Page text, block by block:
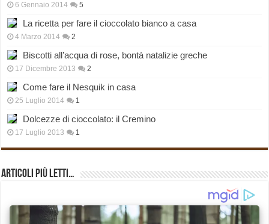
6 Gennaio 2014 5
La ricetta per fare il cioccolato bianco a casa
4 Marzo 2014 2
Biscotti all’acqua di rose, bontà natalizie greche
17 Dicembre 2013 2
Come fare il Nesquik in casa
25 Luglio 2014 1
Dolcezze di cioccolato: il Cremino
17 Luglio 2013 1
Articoli più Letti…